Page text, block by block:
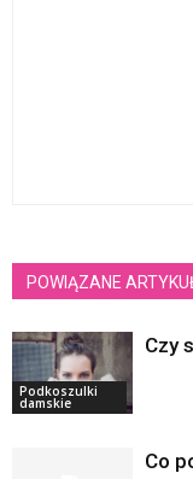
POWIĄZANE
Podkoszulki
damskie
Czy
Co